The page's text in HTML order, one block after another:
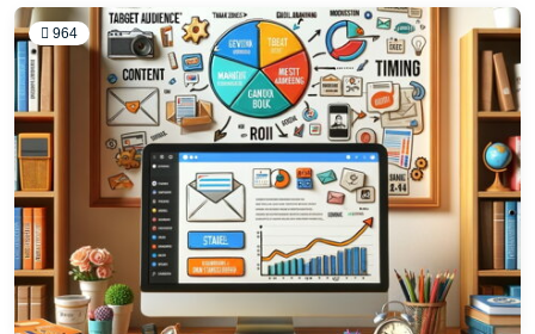
premenu návštevníkov na zákazníkov.
964